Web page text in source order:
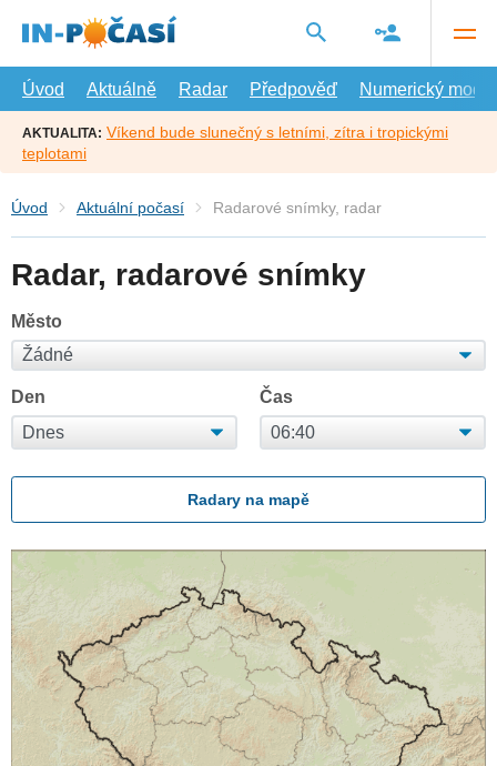
hlavní
Úvod
Aktuálně Radar Předpověď Numerický model
AKTUALITA: Víkend bude slunečný s letními, zítra i tropickými
teplotami
Úvod Aktuální počasí Radarové snímky, radar
Radar, radarové snímky
Město
Den Čas
Radary na mapě